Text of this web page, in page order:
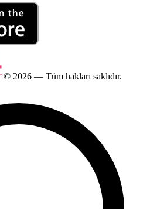
© 2026 — Tüm hakları saklıdır.